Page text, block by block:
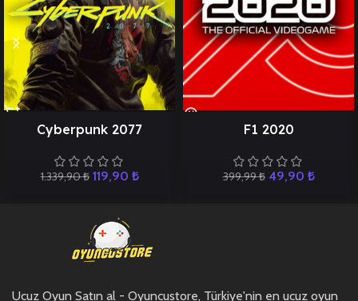
Cyberpunk 2077
1.339,90₺ 119,90 ₺
F1 2020
399,99₺ 49,90 ₺
Ucuz Oyun Satın al - Oyuncustore, Türkiye'nin en ucuz oyun